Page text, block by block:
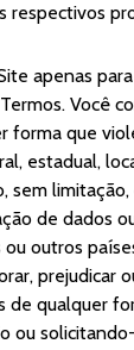
respectivos
apenas
Você
forma que
estadual,
sem limitação,
de dados
outros
prejudicar
de qualquer
ou